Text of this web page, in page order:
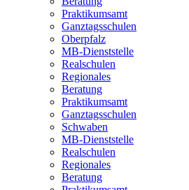
Praktikumsamt
Ganztagsschulen
Oberpfalz
MB-Dienststelle
Realschulen
Regionales
Beratung
Praktikumsamt
Ganztagsschulen
Schwaben
MB-Dienststelle
Realschulen
Regionales
Beratung